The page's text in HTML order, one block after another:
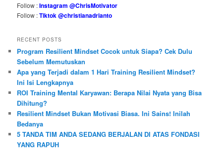
Follow :Instagram @ChrisMotivator
Follow :Tiktok @christianadrianto
RECENT POSTS
Program Resilient Mindset Cocok untuk Siapa? Cek Dulu
Sebelum Memutuskan
Apa yang Terjadi dalam 1 Hari Training Resilient Mindset?
Ini Isi Lengkapnya
ROI Training Mental Karyawan: Berapa Nilai Nyata yang Bisa
Dihitung?
Resilient Mindset Bukan Motivasi Biasa. Ini Sains! Inilah
Bedanya
5 TANDA TIM ANDA SEDANG BERJALAN DI ATAS FONDASI
YANG RAPUH